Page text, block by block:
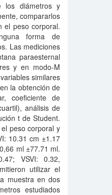
los diámetros y
compararlos
el peso corporal.
forma de
Las mediciones
paraesternal
y en modo-M
similares
la obtención de
coeficiente de
análisis de
t de Student.
peso corporal y
10.31 cm ±1.17
ml ±77.71 ml.
VSVI: 0.32,
utilizar el
muestra en dos
estudiados